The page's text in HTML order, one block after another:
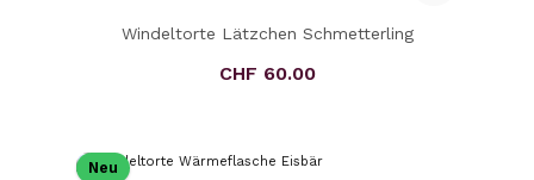
Windeltorte Lätzchen Schmetterling
Regulärer Preis:
CHF 60.00
Neu